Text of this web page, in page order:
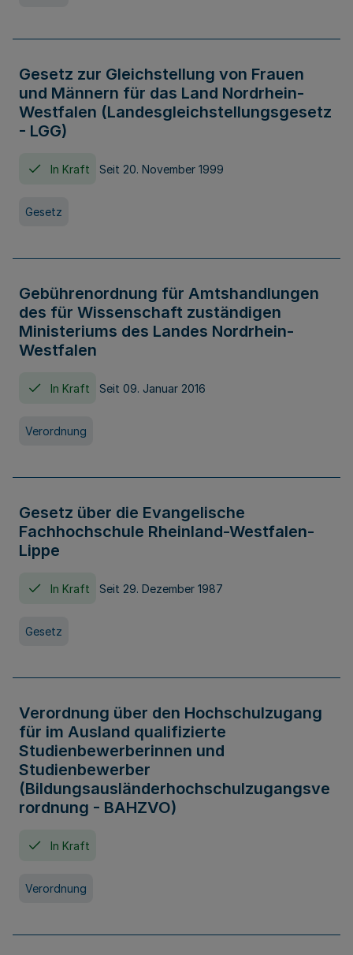
Gesetz zur Gleichstellung von Frauen
und Männern für das Land Nordrhein-
Westfalen (Landesgleichstellungsgesetz
- LGG)
In Kraft Seit 20. November 1999
Gesetz
Gebührenordnung für Amtshandlungen
des für Wissenschaft zuständigen
Ministeriums des Landes Nordrhein-
Westfalen
In Kraft Seit 09. Januar 2016
Verordnung
Gesetz über die Evangelische
Fachhochschule Rheinland-Westfalen-
Lippe
In Kraft Seit 29. Dezember 1987
Gesetz
Verordnung über den Hochschulzugang
für im Ausland qualifizierte
Studienbewerberinnen und
Studienbewerber
(Bildungsausländerhochschulzugangsve
rordnung - BAHZVO)
In Kraft
Verordnung